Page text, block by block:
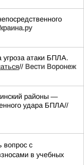
атаки БПЛА.
// Вести Воронеж
районы —
удара БПЛА//
вопрос с
в учебных